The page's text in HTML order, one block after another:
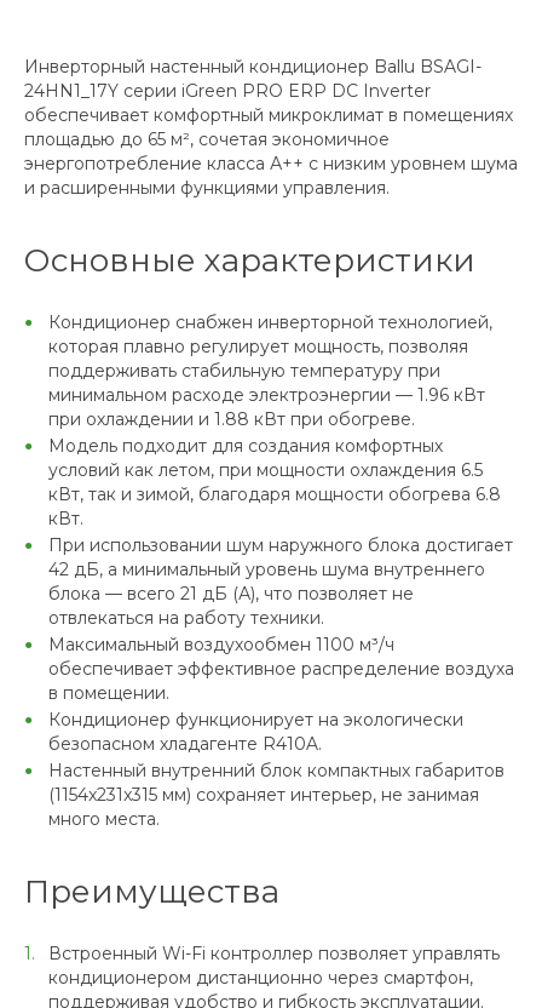
Инверторный настенный кондиционер Ballu BSAGI-
24HN1_17Y серии iGreen PRO ERP DC Inverter
обеспечивает комфортный микроклимат в помещениях
площадью до 65 м², сочетая экономичное
энергопотребление класса А++ с низким уровнем шума
и расширенными функциями управления.
Основные характеристики
Кондиционер снабжен инверторной технологией,
которая плавно регулирует мощность, позволяя
поддерживать стабильную температуру при
минимальном расходе электроэнергии — 1.96 кВт
при охлаждении и 1.88 кВт при обогреве.
Модель подходит для создания комфортных
условий как летом, при мощности охлаждения 6.5
кВт, так и зимой, благодаря мощности обогрева 6.8
кВт.
При использовании шум наружного блока достигает
42 дБ, а минимальный уровень шума внутреннего
блока — всего 21 дБ (А), что позволяет не
отвлекаться на работу техники.
Максимальный воздухообмен 1100 м³/ч
обеспечивает эффективное распределение воздуха
в помещении.
Кондиционер функционирует на экологически
безопасном хладагенте R410A.
Настенный внутренний блок компактных габаритов
(1154x231x315 мм) сохраняет интерьер, не занимая
много места.
Преимущества
Встроенный Wi-Fi контроллер позволяет управлять
кондиционером дистанционно через смартфон,
поддерживая удобство и гибкость эксплуатации.